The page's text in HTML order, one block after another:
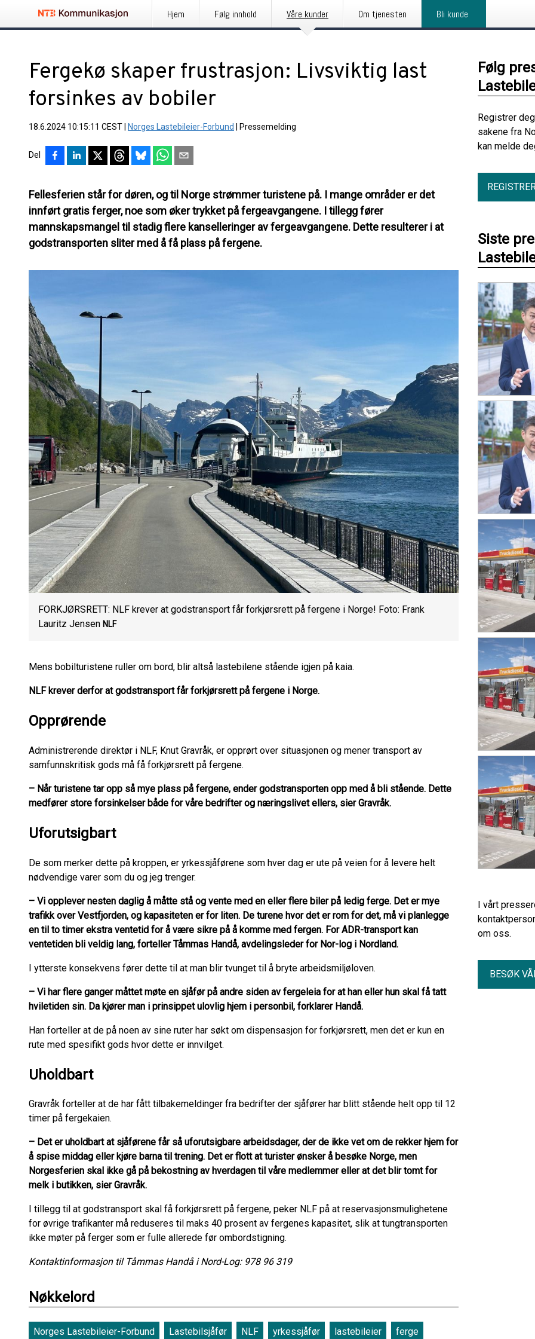
Hjem Følg innhold Våre kunder Om tjenesten Bli kunde
Fergekø skaper frustrasjon: Livsviktig last
forsinkes av bobiler
18.6.2024 10:15:11 CEST Norges Lastebileier-Forbund Pressemelding
Del
Fellesferien står for døren, og til Norge strømmer turistene på. I mange områder er det
innført gratis ferger, noe som øker trykket på fergeavgangene. I tillegg fører
mannskapsmangel til stadig flere kanselleringer av fergeavgangene. Dette resulterer i at
godstransporten sliter med å få plass på fergene.
FORKJØRSRETT: NLF krever at godstransport får forkjørsrett på fergene i Norge! Foto: Frank
Lauritz Jensen NLF
Mens bobilturistene ruller om bord, blir altså lastebilene stående igjen på kaia.
NLF krever derfor at godstransport får forkjørsrett på fergene i Norge.
Opprørende
Administrerende direktør i NLF, Knut Gravråk, er opprørt over situasjonen og mener transport av
samfunnskritisk gods må få forkjørsrett på fergene.
– Når turistene tar opp så mye plass på fergene, ender godstransporten opp med å bli stående. Dette
medfører store forsinkelser både for våre bedrifter og næringslivet ellers, sier Gravråk.
Uforutsigbart
De som merker dette på kroppen, er yrkessjåførene som hver dag er ute på veien for å levere helt
nødvendige varer som du og jeg trenger.
– Vi opplever nesten daglig å måtte stå og vente med en eller flere biler på ledig ferge. Det er mye
trafikk over Vestfjorden, og kapasiteten er for liten. De turene hvor det er rom for det, må vi planlegge
en til to timer ekstra ventetid for å være sikre på å komme med fergen. For ADR-transport kan
ventetiden bli veldig lang, forteller Tåmmas Handå, avdelingsleder for Nor-log i Nordland.
I ytterste konsekvens fører dette til at man blir tvunget til å bryte arbeidsmiljøloven.
– Vi har flere ganger måttet møte en sjåfør på andre siden av fergeleia for at han eller hun skal få tatt
hviletiden sin. Da kjører man i prinsippet ulovlig hjem i personbil, forklarer Handå.
Han forteller at de på noen av sine ruter har søkt om dispensasjon for forkjørsrett, men det er kun en
rute med spesifikt gods hvor dette er innvilget.
Uholdbart
Gravråk forteller at de har fått tilbakemeldinger fra bedrifter der sjåfører har blitt stående helt opp til 12
timer på fergekaien.
– Det er uholdbart at sjåførene får så uforutsigbare arbeidsdager, der de ikke vet om de rekker hjem for
å spise middag eller kjøre barna til trening. Det er flott at turister ønsker å besøke Norge, men
Norgesferien skal ikke gå på bekostning av hverdagen til våre medlemmer eller at det blir tomt for
melk i butikken, sier Gravråk.
I tillegg til at godstransport skal få forkjørsrett på fergene, peker NLF på at reservasjonsmulighetene
for øvrige trafikanter må reduseres til maks 40 prosent av fergenes kapasitet, slik at tungtransporten
ikke møter på ferger som er fulle allerede før ombordstigning.
Kontaktinformasjon til Tåmmas Handå i Nord-Log: 978 96 319
Nøkkelord
Norges Lastebileier-Forbund Lastebilsjåfør NLF yrkessjåfør lastebileier ferge
Følg
Registrer
sakene fra
kan melde
Siste
I vårt
om oss.
BESØK